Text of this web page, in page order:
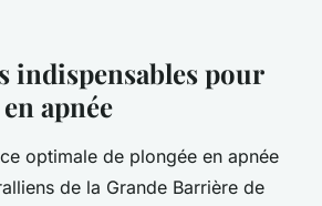
indispensables pour
apnée
optimale de plongée en apnée
de la Grande Barrière de